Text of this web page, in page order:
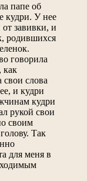
папе об
кудри. У нее
завивки, и
родившихся
говорила
как
слова
и кудри
кудри
рукой свои
своим
Так
для меня в